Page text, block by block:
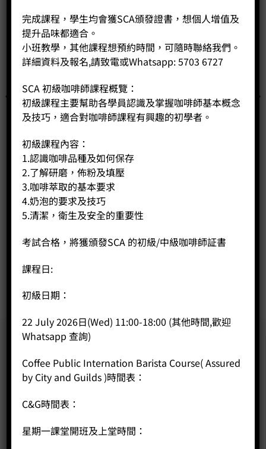
已售完
CP180 尼加拉瓜 帕拉尼瑪荔枝園特規 (100g)
Price:
- +
完成課程，學生均會獲SCA頒發證書，想個人增值及
提升品味都適合。
小班教學，其他課程想預約時間，可隨時聯絡我們。
詳細資料及報名,請致電或Whatsapp: 5703 6727
SCA 初級咖啡師課程概覽：
初級課程主要幫助各學員認識及掌握咖啡師基本概念
及技巧，適合對咖啡師課程有興趣的初學者。
初級課程內容：
1.認識咖啡品種及如何保存
2.了解研磨，佈粉及填壓
3.咖啡萃取的基本要求
4.奶泡的要求及技巧
5.清潔，衛生及安全的重要性
考試合格，將獲頒發SCA 的初級/中級咖啡師証書
課程日:
初級日期：
22 July 2026日(Wed) 11:00-18:00 (其他時間,歡迎
Whatsapp 查詢)
Coffee Public Internation Barista Course( Assured
by City and Guilds )時間表：
C&G時間表：
星期一課堂開班及上堂時間：